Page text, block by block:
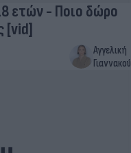
ετών - Ποιο δώρο
[vid]
Αγγελική
Γιαννακού